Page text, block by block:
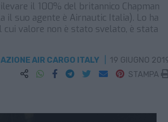
il 100% del britannico Chapman
il suo agente è Airnautic Italia). Lo ha
cui valore non è stato svelato, è stata
AIR CARGO ITALY
19 GIUGNO
STAMPA